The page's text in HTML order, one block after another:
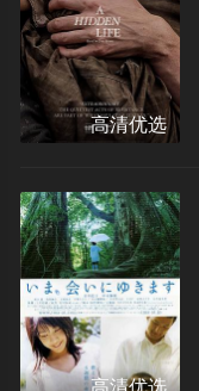
高清优选
高清优选